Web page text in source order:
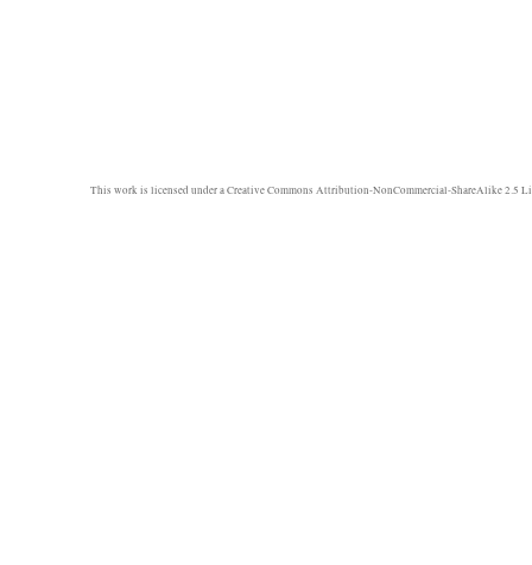
This work is licensed under aCreative Commons Attribution-NonCommercial-ShareAlike 2.5